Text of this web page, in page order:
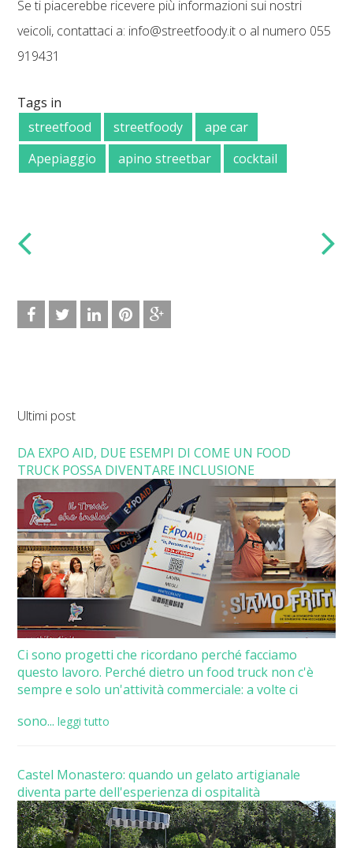
Se ti piacerebbe ricevere più informazioni sui nostri
veicoli, contattaci a: info@streetfoody.it o al numero 055
919431
Tags in
streetfood
streetfoody
ape car
Apepiaggio
apino streetbar cocktail
Ultimi post
DA EXPO AID, DUE ESEMPI DI COME UN FOOD
TRUCK POSSA DIVENTARE INCLUSIONE
Ci sono progetti che ricordano perché facciamo
questo lavoro. Perché dietro un food truck non c'è
sempre e solo un'attività commerciale: a volte ci
sono... leggi tutto
Castel Monastero: quando un gelato artigianale
diventa parte dell'esperienza di ospitalità